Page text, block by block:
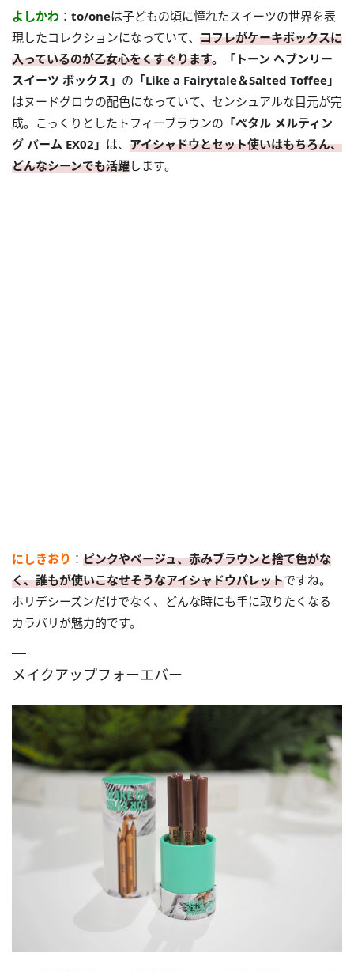
よしかわ ： to/oneは子どもの頃に憧れたスイーツの世界を表
現したコレクションになっていて、 コフレがケーキボックスに
入っているのが乙女心をくすぐります。「トーン ヘブンリー
スイーツ ボックス」 の 「Like a Fairytale＆Salted Toffee」
はヌードグロウの配色になっていて、センシュアルな目元が完
成。こっくりとしたトフィーブラウンの 「ペタル メルティン
グ バーム EX02」 は、 アイシャドウとセット使いはもちろん、
どんなシーンでも活躍します。
にしきおり ： ピンクやベージュ、赤みブラウンと捨て色がな
く、誰もが使いこなせそうなアイシャドウパレットですね。
ホリデシーズンだけでなく、どんな時にも手に取りたくなる
カラバリが魅力的です。
メイクアップフォーエバー